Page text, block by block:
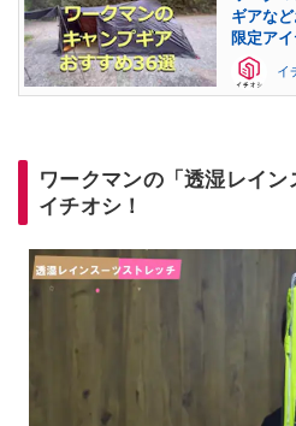
ギアな
限定ア
イ
ワークマンの「透湿レイ
イチオシ！